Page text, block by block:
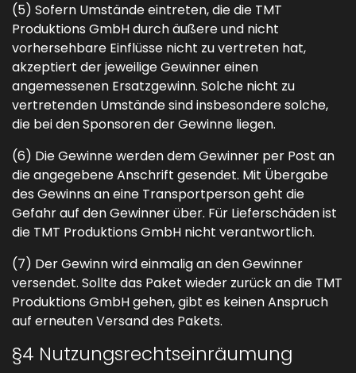
(5) Sofern Umstände eintreten, die die TMT
Produktions GmbH durch äußere und nicht
vorhersehbare Einflüsse nicht zu vertreten hat,
akzeptiert der jeweilige Gewinner einen
angemessenen Ersatzgewinn. Solche nicht zu
vertretenden Umstände sind insbesondere solche,
die bei den Sponsoren der Gewinne liegen.
(6) Die Gewinne werden dem Gewinner per Post an
die angegebene Anschrift gesendet. Mit Übergabe
des Gewinns an eine Transportperson geht die
Gefahr auf den Gewinner über. Für Lieferschäden ist
die TMT Produktions GmbH nicht verantwortlich.
(7) Der Gewinn wird einmalig an den Gewinner
versendet. Sollte das Paket wieder zurück an die TMT
Produktions GmbH gehen, gibt es keinen Anspruch
auf erneuten Versand des Pakets.
§4 Nutzungsrechtseinräumung